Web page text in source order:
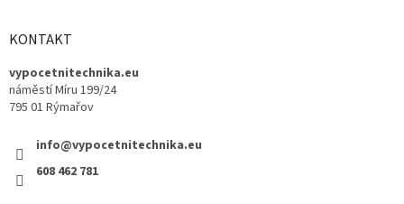
KONTAKT
vypocetnitechnika.eu
náměstí Míru 199/24
795 01 Rýmařov
info@vypocetnitechnika.eu
608 462 781